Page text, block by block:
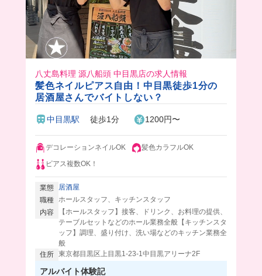
八丈島料理 源八船頭 中目黒店の求人情報
髪色ネイルピアス自由！中目黒徒歩1分の
居酒屋さんでバイトしない？
中目黒駅 徒歩1分 1200円〜
デコレーションネイルOK
髪色カラフルOK
ピアス複数OK！
業態
居酒屋
職種
ホールスタッフ、キッチンスタッフ
内容
【ホールスタッフ】接客、ドリンク、お料理の提供、
テーブルセットなどのホール業務全般【キッチンスタ
ッフ】調理、盛り付け、洗い場などのキッチン業務全
般
住所 東京都目黒区上目黒1-23-1中目黒アリーナ2F
アルバイト体験記